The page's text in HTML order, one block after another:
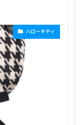
ハローキティ